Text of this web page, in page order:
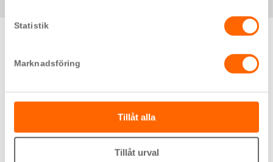
Statistik
Marknadsföring
Tillåt alla
Tillåt urval